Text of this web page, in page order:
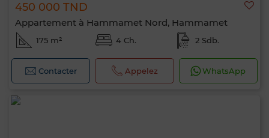
450 000 TND
Appartement à Hammamet Nord, Hammamet
175 m² 4 Ch. 2 Sdb.
Contacter Appelez WhatsApp